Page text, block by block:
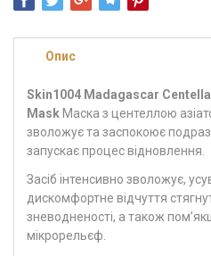
Опис
Skin1004 Madagascar
Mask Маска з центеллою
зволожує та заспокоює
запускає процес відновлення.
Засіб інтенсивно зволожує,
дискомфортне відчуття
зневодненості, а також
мікрорельєф.